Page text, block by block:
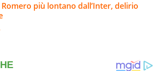
più lontano dall’Inter, delirio